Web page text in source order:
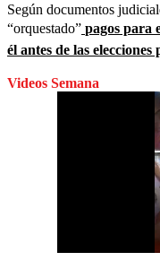
Según documentos
“orquestado” pagos para
él antes de las elecciones
Videos Semana